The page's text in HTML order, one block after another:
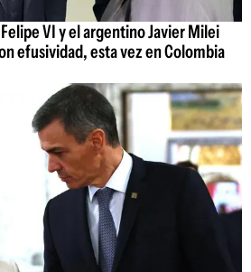
VI y el argentino Javier Milei
efusividad, esta vez en Colombia